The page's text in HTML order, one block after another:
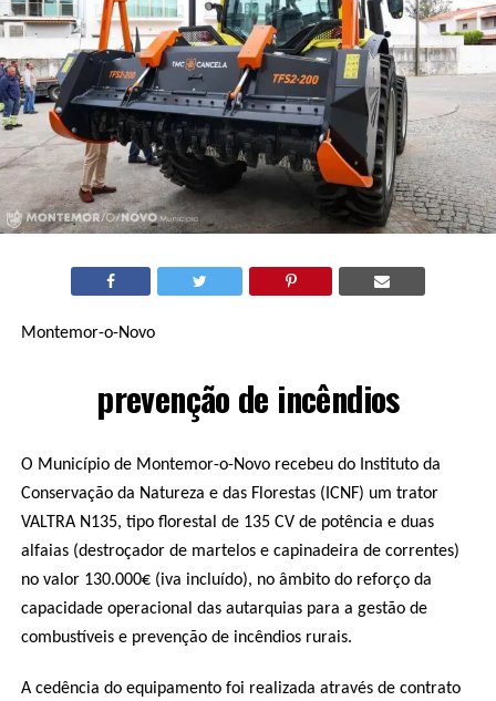
Montemor-o-Novo
prevenção de incêndios
O Município de Montemor-o-Novo recebeu do Instituto da
Conservação da Natureza e das Florestas (ICNF) um trator
VALTRA N135, tipo florestal de 135 CV de potência e duas
alfaias (destroçador de martelos e capinadeira de correntes)
no valor 130.000€ (iva incluído), no âmbito do reforço da
capacidade operacional das autarquias para a gestão de
combustíveis e prevenção de incêndios rurais.
A cedência do equipamento foi realizada através de contrato